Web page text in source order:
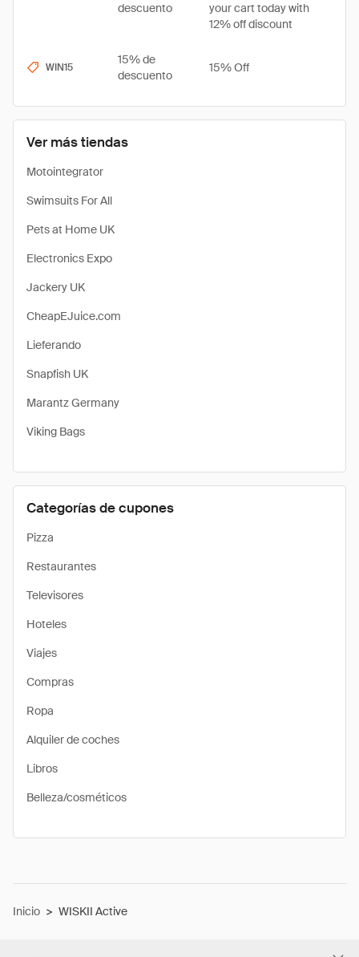
Ver más tiendas
Motointegrator
Swimsuits For All
Pets at Home UK
Electronics Expo
Jackery UK
CheapEJuice.com
Lieferando
Snapfish UK
Marantz Germany
Viking Bags
Categorías de cupones
Pizza
Restaurantes
Televisores
Hoteles
Viajes
Compras
Ropa
Alquiler de coches
Libros
Belleza/cosméticos
descuento
your cart today with
12% off discount
WIN15
15% de
descuento
15% Off
Inicio > WISKII Active